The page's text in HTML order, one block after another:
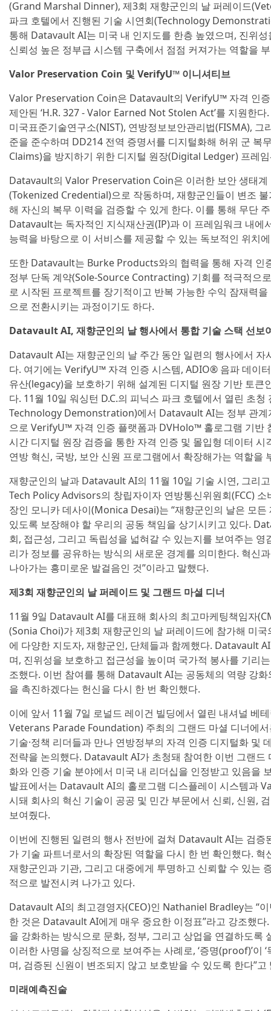
(Grand Marshal Dinner), 제3회 재향군인의 날 퍼레이드
파크 호텔에서 진행된 기술 시연회(Technology
통해 Datavault AI는 미국 내 인지도를 한층 높였으며, 진위
신뢰성 높은 정부급 시스템 구축에서 점점 커져가는 역할을
Valor Preservation Coin 및 VerifyU™ 이니셔티브
Valor Preservation Coin은 Datavault의 VerifyU™ 자격 인증
제안된 ‘H.R. 327 - Valor Earned Not Stolen Act’를 지원한
미국표준기술연구소(NIST), 연방정보보안관리법(FISMA), 그
준을 준수하며 DD214 전역 증명서를 디지털화해 허위 군
Claims)을 방지하기 위한 디지털 원장(Digital Ledger) 프레
Datavault의 Valor Preservation Coin은 이러한 보안 생태계
(Tokenized Credential)으로 작동하며, 재향군인들이 변조
해 자신의 복무 이력을 검증할 수 있게 한다. 이를 통해 무단
Datavault는 독자적인 지식재산권(IP)과 이 프레임워크 내에
능력을 바탕으로 이 서비스를 제공할 수 있는 독보적인 위치
또한 Datavault는 Burke Products와의 협력을 통해 자격 인
정부 단독 계약(Sole-Source Contracting) 기회를 적극적으
로 시작된 프로젝트를 장기적이고 반복 가능한 수익 잠재력
으로 전환시키는 과정이기도 하다.
Datavault AI, 재향군인의 날 행사에서 통합 기술 스택 선보
Datavault AI는 재향군인의 날 주간 동안 일련의 행사에서 자
다. 여기에는 VerifyU™ 자격 인증 시스템, ADIO® 음파 데이
유산(legacy)을 보호하기 위해 설계된 디지털 원장 기반 토
다. 11월 10일 워싱턴 D.C.의 피닉스 파크 호텔에서 열린 초
Technology Demonstration)에서 Datavault AI는 정부 관계
으로 VerifyU™ 자격 인증 플랫폼과 DVHolo™ 홀로그램 기반
시간 디지털 원장 검증을 통한 자격 인증 및 몰입형 데이터
연방 혁신, 국방, 보안 신원 프로그램에서 확장해가는 역할을
재향군인의 날과 Datavault AI의 11월 10일 기술 시연, 그리
Tech Policy Advisors의 창립자이자 연방통신위원회(FCC)
장인 모니카 데사이(Monica Desai)는 “재향군인의 날은 모
있도록 보장해야 할 우리의 공동 책임을 상기시키고 있다.
회, 접근성, 그리고 독립성을 넓혀갈 수 있는지를 보여주는
리가 정보를 공유하는 방식의 새로운 경계를 의미한다. 혁신
나아가는 흥미로운 발걸음인 것”이라고 말했다.
제3회 재향군인의 날 퍼레이드 및 그랜드 마셜 디너
11월 9일 Datavault AI를 대표해 회사의 최고마케팅책임자
(Sonia Choi)가 제3회 재향군인의 날 퍼레이드에 참가해 미
에 다양한 지도자, 재향군인, 단체들과 함께했다. Datavault
며, 진위성을 보호하고 접근성을 높이며 국가적 봉사를 기리
조했다. 이번 참여를 통해 Datavault AI는 공동체의 역량 강화
을 촉진하겠다는 헌신을 다시 한 번 확인했다.
이에 앞서 11월 7일 로널드 레이건 빌딩에서 열린 내셔널 베
Veterans Parade Foundation) 주최의 그랜드 마셜 디너에
기술·정책 리더들과 만나 연방정부의 자격 인증 디지털화 및
전략을 논의했다. Datavault AI가 초청돼 참여한 이번 그랜드
화와 인증 기술 분야에서 미국 내 리더십을 인정받고 있음을
발표에서는 Datavault AI의 홀로그램 디스플레이 시스템과
시돼 회사의 혁신 기술이 공공 및 민간 부문에서 신뢰, 신원,
보여줬다.
이번에 진행된 일련의 행사 전반에 걸쳐 Datavault AI는 검증
가 기술 파트너로서의 확장된 역할을 다시 한 번 확인했다.
재향군인과 기관, 그리고 대중에게 투명하고 신뢰할 수 있는
적으로 발전시켜 나가고 있다.
Datavault AI의 최고경영자(CEO)인 Nathaniel Bradley는 “
한 것은 Datavault AI에게 매우 중요한 이정표”라고 강조했
을 강화하는 방식으로 문화, 정부, 그리고 상업을 연결하도
이러한 사명을 상징적으로 보여주는 사례로, ‘증명(proof)’이
며, 검증된 신원이 변조되지 않고 보호받을 수 있도록 한다”고
미래예측진술